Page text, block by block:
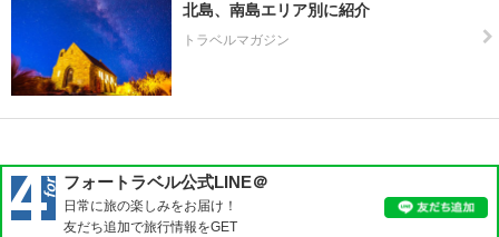
ト
ン
マ
ー
北島、南島エリア別に紹介
トラベルマガジン
フォートラベル公式LINE＠
日常に旅の楽しみをお届け！
友だち追加で旅行情報をGET